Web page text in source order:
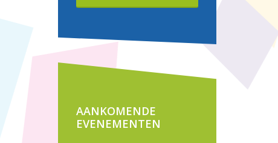
AANKOMENDE
EVENEMENTEN